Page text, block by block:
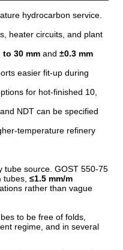
hydrocarbon service.
heater circuits, and plant
to 30 mm and ±0.3 mm
easier fit-up during
for hot-finished 10,
, and NDT can be specified
temperature refinery
tube source. GOST 550-75
tubes, ≤1.5 mm/m
rather than vague
to be free of folds,
regime, and in several